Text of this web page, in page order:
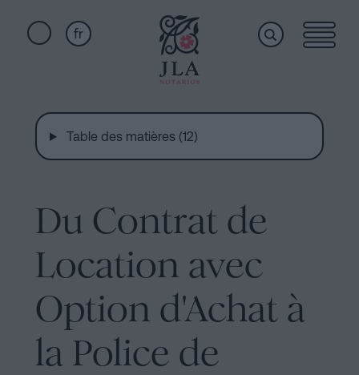
fr
Home
Services
Qui
sommes-
nous
rapides
Notaire
Successions
Barcelone
Acte
de
Table des matières (12)
Du Contrat de
Location avec
Option d'Achat à
la Police de